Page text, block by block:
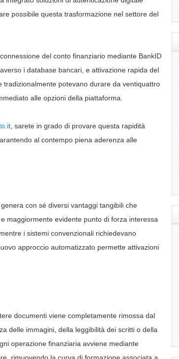
possibile questa trasformazione nel settore del
del conto finanziario mediante BankID
i database bancari, e attivazione rapida del
potevano durare da ventiquattro
alle opzioni della piattaforma.
, sarete in grado di provare questa rapidità
al contempo piena aderenza alle
con sé diversi vantaggi tangibili che
maggiormente evidente punto di forza interessa
i sistemi convenzionali richiedevano
approccio automatizzato permette attivazioni
documenti viene completamente rimossa dal
delle immagini, della leggibilità dei scritti o della
operazione finanziaria avviene mediante